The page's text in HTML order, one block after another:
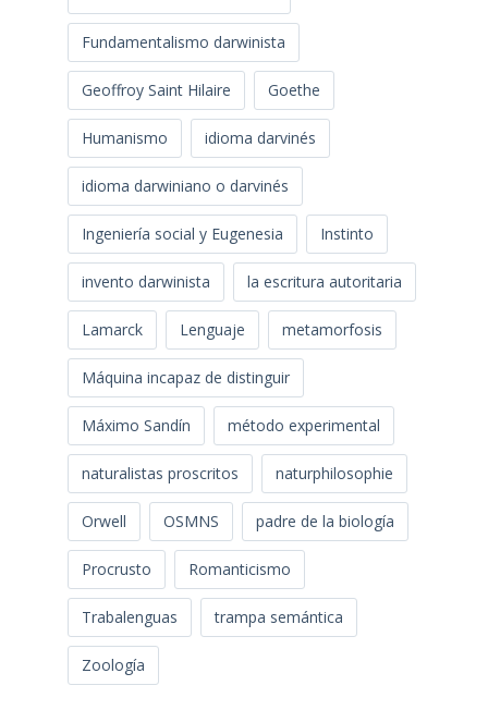
Fundamentalismo darwinista
Geoffroy Saint Hilaire Goethe
Humanismo idioma darvinés
idioma darwiniano o darvinés
Ingeniería social y Eugenesia Instinto
invento darwinista la escritura autoritaria
Lamarck Lenguaje metamorfosis
Máquina incapaz de distinguir
Máximo Sandín método experimental
naturalistas proscritos naturphilosophie
Orwell OSMNS padre de la biología
Procrusto Romanticismo
Trabalenguas trampa semántica
Zoología